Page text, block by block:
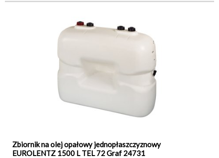
Zbiornik na olej opałowy jednopłaszczyznowy
EUROLENTZ 1500 L TEL 72 Graf 24731